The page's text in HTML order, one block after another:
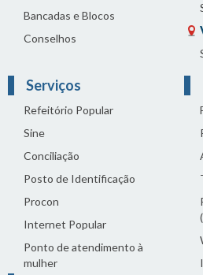
Bancadas e Blocos
Conselhos
Serviços
Refeitório Popular
Sine
Conciliação
Posto de Identificação
Procon
Internet Popular
Ponto de atendimento à
mulher